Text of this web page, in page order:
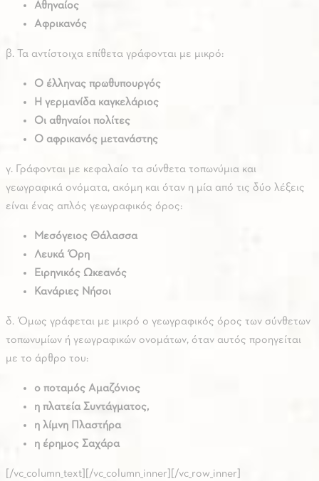
Αθηναίος
Αφρικανός
β. Τα αντίστοιχα επίθετα γράφονται με μικρό:
Ο έλληνας πρωθυπουργός
Η γερμανίδα καγκελάριος
Οι αθηναίοι πολίτες
Ο αφρικανός μετανάστης
γ. Γράφονται με κεφαλαίο τα σύνθετα τοπωνύμια και
γεωγραφικά ονόματα, ακόμη και όταν η μία από τις δύο λέξεις
είναι ένας απλός γεωγραφικός όρος:
Μεσόγειος Θάλασσα
Λευκά Όρη
Ειρηνικός Ωκεανός
Κανάριες Νήσοι
δ. Όμως γράφεται με μικρό ο γεωγραφικός όρος των σύνθετων
τοπωνυμίων ή γεωγραφικών ονομάτων, όταν αυτός προηγείται
με το άρθρο του:
ο ποταμός Αμαζόνιος
η πλατεία Συντάγματος,
η λίμνη Πλαστήρα
η έρημος Σαχάρα
[/vc_column_text][/vc_column_inner][/vc_row_inner]